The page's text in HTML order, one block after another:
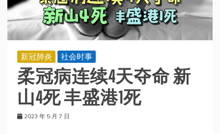
新冠肺炎 社会时事
柔冠病连续4天夺命 新
山4死 丰盛港1死
2023 年 5 月 7 日